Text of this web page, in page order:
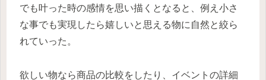
でも叶った時の感情を思い描くとなると、例え小さ
な事でも実現したら嬉しいと思える物に自然と絞ら
れていった。
欲しい物なら商品の比較をしたり、イベントの詳細